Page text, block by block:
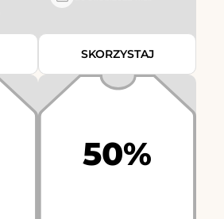
SKORZYSTAJ
50%